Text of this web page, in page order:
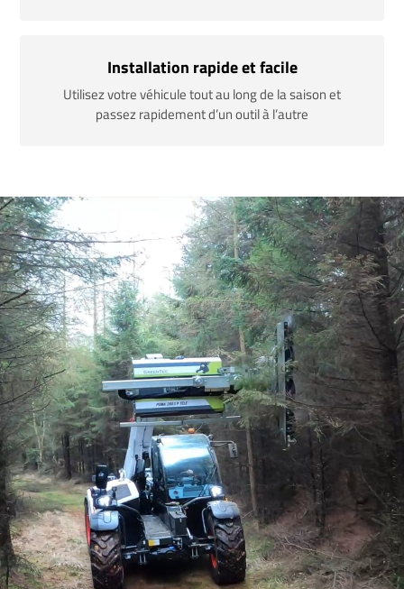
Installation rapide et facile
Utilisez votre véhicule tout au long de la saison et
passez rapidement d’un outil à l’autre